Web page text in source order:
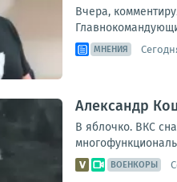
Вчера,
МНЕНИЯ
Александр
В яблочко. ВКС
ВОЕНКОРЫ